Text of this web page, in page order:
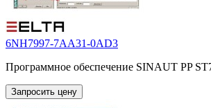
6NH7997-7AA31-0AD3
Программное обеспечение SINAUT PP
Запросить цену